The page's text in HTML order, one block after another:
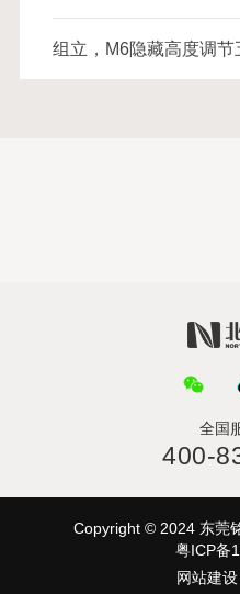
组立，M6隐藏高度调节
全国
400-
Copyright © 2024 东莞
粤ICP备
网站建设